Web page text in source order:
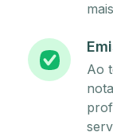
Ao